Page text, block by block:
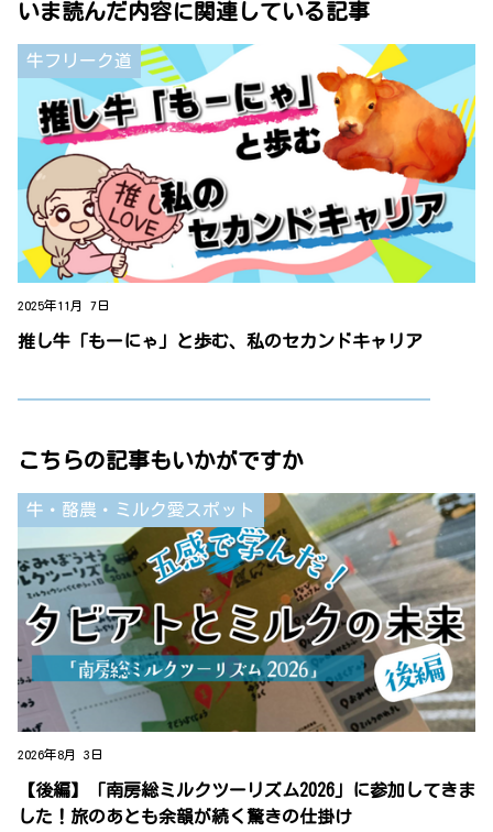
いま読んだ内容に関連している記事
牛フリーク道
2025年11月 7日
推し牛「もーにゃ」と歩む、私のセカンドキャリア
こちらの記事もいかがですか
牛・酪農・ミルク愛スポット
2026年8月 3日
【後編】「南房総ミルクツーリズム2026」に参加してきま
した！旅のあとも余韻が続く驚きの仕掛け